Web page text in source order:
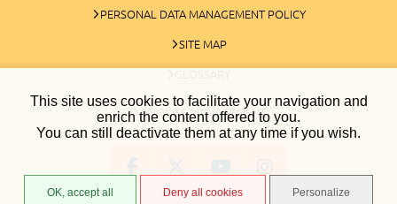
This site uses cookies to facilitate your navigation and
enrich the content offered to you.
You can still deactivate them at any time if you wish.
OK, accept all Deny all cookies Personalize
PERSONAL DATA MANAGEMENT POLICY
SITE MAP
GLOSSARY
COOKIES MANAGEMENT